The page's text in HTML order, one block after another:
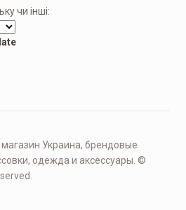
чи інші:
Украина, брендовые
одежда и аксессуары. ©